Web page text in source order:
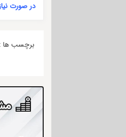
در صورت
برچسب ها :